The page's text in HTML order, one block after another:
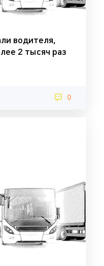
водителя,
2 тысяч раз
0